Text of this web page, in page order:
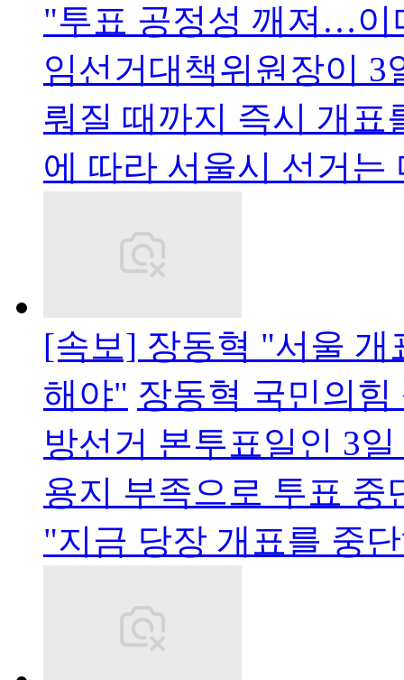
"투표 공정성 깨져…이
임선거대책위원장이
뤄질 때까지 즉시 개
에 따라 서울시 선거는
[속보] 장동혁 "서울 개
해야" 장동혁 국민의힘
방선거 본투표일인 3
용지 부족으로 투표 중
"지금 당장 개표를 중